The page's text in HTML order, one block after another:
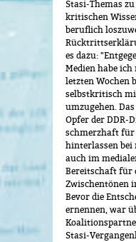
Stasi-Themas
kritischen
beruflich
es dazu:
Medien habe
letzten Wochen
selbstkritisch
umzugehen.
Opfer der DDR-
schmerzhaft für
hinterlassen bei
auch im
Bereitschaft für
Zwischentönen
Bevor die
ernennen, war
Stasi-